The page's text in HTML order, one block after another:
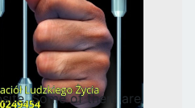
Some of them are